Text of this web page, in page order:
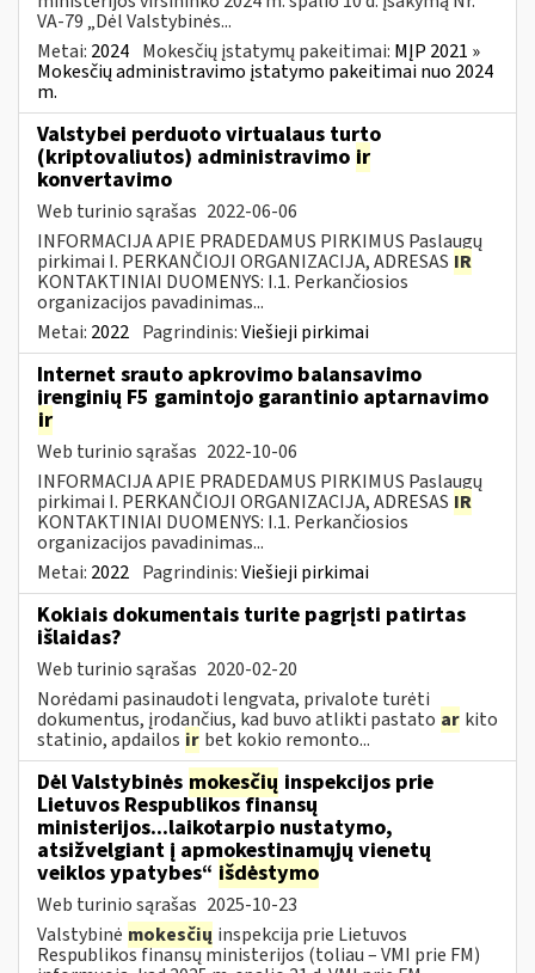
VA-79 „Dėl Valstybinės...
Metai: 2024 Mokesčių įstatymų pakeitimai: MĮP 2021 »
Mokesčių administravimo įstatymo pakeitimai nuo 2024
m.
Valstybei perduoto virtualaus turto
(kriptovaliutos) administravimo ir
konvertavimo
Web turinio sąrašas 2022-06-06
INFORMACIJA APIE PRADEDAMUS PIRKIMUS Paslaugų
pirkimai I. PERKANČIOJI ORGANIZACIJA, ADRESAS IR
KONTAKTINIAI DUOMENYS: I.1. Perkančiosios
organizacijos pavadinimas...
Metai: 2022 Pagrindinis:Viešieji pirkimai
Internet srauto apkrovimo balansavimo
įrenginių F5 gamintojo garantinio aptarnavimo
ir
Web turinio sąrašas 2022-10-06
INFORMACIJA APIE PRADEDAMUS PIRKIMUS Paslaugų
pirkimai I. PERKANČIOJI ORGANIZACIJA, ADRESAS IR
KONTAKTINIAI DUOMENYS: I.1. Perkančiosios
organizacijos pavadinimas...
Metai: 2022 Pagrindinis:Viešieji pirkimai
Kokiais dokumentais turite pagrįsti patirtas
išlaidas?
Web turinio sąrašas 2020-02-20
Norėdami pasinaudoti lengvata, privalote turėti
dokumentus, įrodančius, kad buvo atlikti pastato ar kito
statinio, apdailos ir bet kokio remonto...
Dėl Valstybinės mokesčių inspekcijos prie
Lietuvos Respublikos finansų
ministerijos...laikotarpio nustatymo,
atsižvelgiant į apmokestinamųjų vienetų
veiklos ypatybes“ išdėstymo
Web turinio sąrašas 2025-10-23
Valstybinė mokesčių inspekcija prie Lietuvos
Respublikos finansų ministerijos (toliau – VMI prie FM)